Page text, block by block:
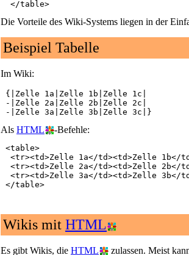
Die Vorteile des Wiki-Systems liegen in der
Beispiel Tabelle
Im Wiki:
{|Zelle 1a|Zelle 1b|Zelle 1c|
-|Zelle 2a|Zelle 2b|Zelle 2c|
Als HTML -Befehle:
<table>
<tr><td>Zelle 1a</td><td>Zelle 1b</
<tr><td>Zelle 2a</td><td>Zelle 2b</
<tr><td>Zelle 3a</td><td>Zelle 3b</
Wikis mit HTML
Es gibt Wikis, die HTML
zulassen. Meist